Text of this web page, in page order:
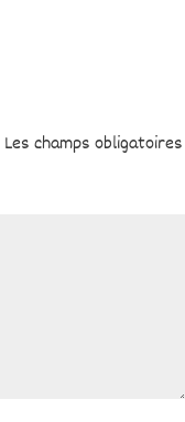
Les champs obligatoires